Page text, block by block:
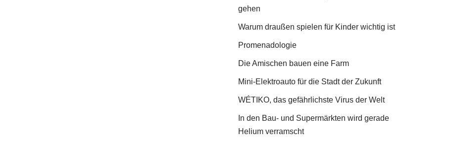
gehen
Warum draußen spielen für Kinder wichtig ist
Promenadologie
Die Amischen bauen eine Farm
Mini-Elektroauto für die Stadt der Zukunft
WÉTIKO, das gefährlichste Virus der Welt
In den Bau- und Supermärkten wird gerade
Helium verramscht